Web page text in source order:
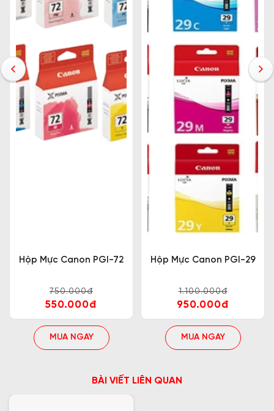
Hộp Mực Canon PGI-72
750.000đ
550.000đ
MUA NGAY
Hộp Mực Canon PGI-29
1.100.000đ
950.000đ
MUA NGAY
BÀI VIẾT LIÊN QUAN